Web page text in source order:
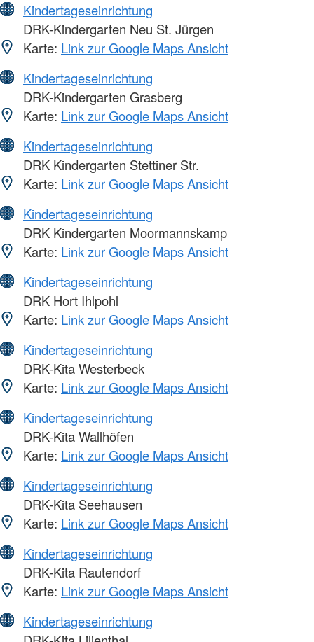
Kindertageseinrichtung
DRK-Kindergarten Neu St. Jürgen
Karte: Link zur Google Maps Ansicht
Kindertageseinrichtung
DRK-Kindergarten Grasberg
Karte: Link zur Google Maps Ansicht
Kindertageseinrichtung
DRK Kindergarten Stettiner Str.
Karte: Link zur Google Maps Ansicht
Kindertageseinrichtung
DRK Kindergarten Moormannskamp
Karte: Link zur Google Maps Ansicht
Kindertageseinrichtung
DRK Hort Ihlpohl
Karte: Link zur Google Maps Ansicht
Kindertageseinrichtung
DRK-Kita Westerbeck
Karte: Link zur Google Maps Ansicht
Kindertageseinrichtung
DRK-Kita Wallhöfen
Karte: Link zur Google Maps Ansicht
Kindertageseinrichtung
DRK-Kita Seehausen
Karte: Link zur Google Maps Ansicht
Kindertageseinrichtung
DRK-Kita Rautendorf
Karte: Link zur Google Maps Ansicht
Kindertageseinrichtung